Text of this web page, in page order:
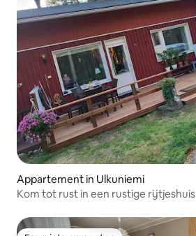
Appartement in Ulkuniemi
Kom tot rust in een rustige rijtjeshuis